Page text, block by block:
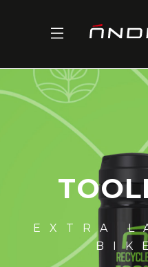
EXTRA